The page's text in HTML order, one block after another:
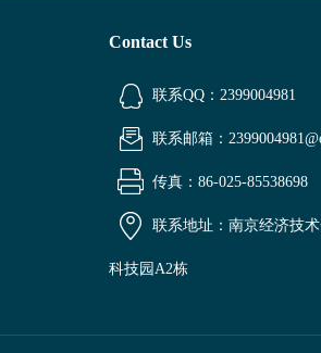
Contact Us
联系QQ：2399004981
联系邮箱：
传真：86-025-85538698
联系地址：南京经济技
科技园A2栋